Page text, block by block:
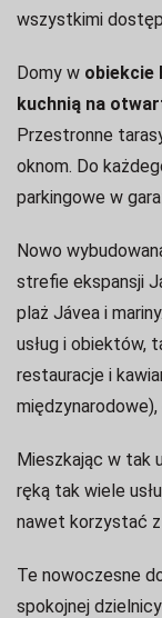
wszystkimi
Domy w obiekcie
kuchnią na
Przestronne
oknom. Do
parkingowe w
Nowo
strefie ekspansji
plaż Jávea i mariny.
usług i obiektów,
restauracje i
Mieszkając w tak
ręką tak wiele
nawet korzystać
Te nowoczesne
spokojnej